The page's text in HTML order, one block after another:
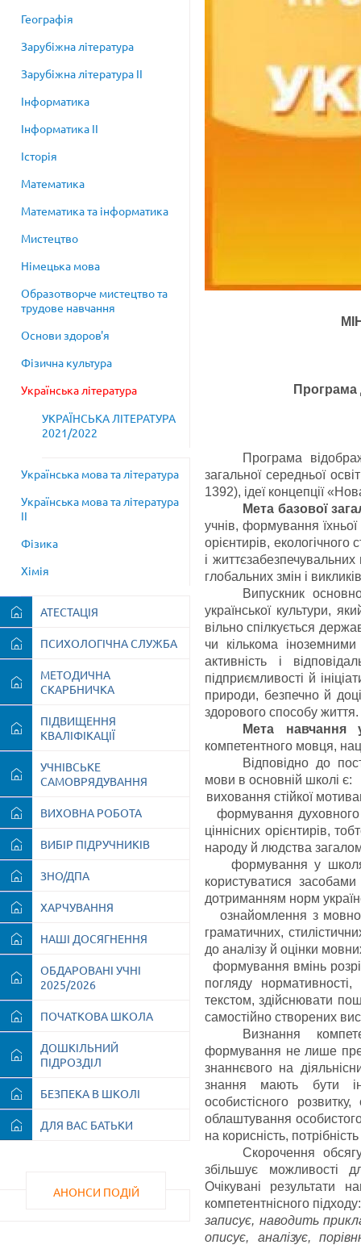
Географія
Зарубіжна література
Зарубіжна література ІІ
Інформатика
Інформатика ІІ
Історія
Математика
Математика та інформатика
Мистецтво
Німецька мова
Образотворче мистецтво та
трудове навчання
Основи здоров'я
Фізична культура
Українська література
УКРАЇНСЬКА ЛІТЕРАТУРА
2021/2022
Українська мова та література
Українська мова та література
ІІ
Фізика
Хімія
АТЕСТАЦІЯ
ПСИХОЛОГІЧНА СЛУЖБА
МЕТОДИЧНА
СКАРБНИЧКА
ПІДВИЩЕННЯ
КВАЛІФІКАЦІЇ
УЧНІВСЬКЕ
САМОВРЯДУВАННЯ
ВИХОВНА РОБОТА
ВИБІР ПІДРУЧНИКІВ
ЗНО/ДПА
ХАРЧУВАННЯ
НАШІ ДОСЯГНЕННЯ
ОБДАРОВАНІ УЧНІ
2025/2026
ПОЧАТКОВА ШКОЛА
ДОШКІЛЬНИЙ
ПІДРОЗДІЛ
БЕЗПЕКА В ШКОЛІ
ДЛЯ ВАС БАТЬКИ
АНОНСИ ПОДІЙ
Програма
Програма
загальної середньої
1392), ідеї концепції
Мета базової
учнів, формування їхньої
орієнтирів,
і
глобальних змін і
Випускник
української культури,
вільно спілкується
чи кількома
активність і
підприємливості й
природи, безпечно й
здорового способу життя.
Мета
навчання
компетентного мовця,
Відповідно до
мови в основній школі є:
виховання стійкої
формування духовного
ціннісних орієнтирів,
народу й людства
формування у
користуватися
дотриманням норм
ознайомлення з
граматичних,
до аналізу й оцінки
формування вмінь
погляду
текстом, здійснювати
самостійно створених
Визнання
формування не лише
знаннєвого на
знання мають бути
особистісного
облаштування
на корисність,
Скорочення
збільшує можливості
Очікувані результати
компетентнісного
записує, наводить
описує, аналізує,